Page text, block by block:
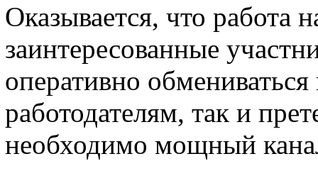
Оказывается, что работа
заинтересованные
оперативно
работодателям, так и
необходимо мощный